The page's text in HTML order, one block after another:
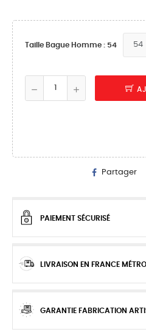
Taille Bague Homme : 54
Partager
PAIEMENT SÉCURISÉ
LIVRAISON EN FRANCE
GARANTIE FABRICATION